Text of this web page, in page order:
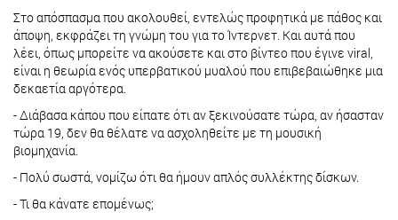
Στο απόσπασμα που ακολουθεί, εντελώς προφητικά με πάθος και
άποψη, εκφράζει τη γνώμη του για το Ίντερνετ. Και αυτά που
λέει, όπως μπορείτε να ακούσετε και στο βίντεο που έγινε viral,
είναι η θεωρία ενός υπερβατικού μυαλού που επιβεβαιώθηκε μια
δεκαετία αργότερα.
- Διάβασα κάπου που είπατε ότι αν ξεκινούσατε τώρα, αν ήσασταν
τώρα 19, δεν θα θέλατε να ασχοληθείτε με τη μουσική
βιομηχανία.
- Πολύ σωστά, νομίζω ότι θα ήμουν απλός συλλέκτης δίσκων.
- Τι θα κάνατε επομένως;